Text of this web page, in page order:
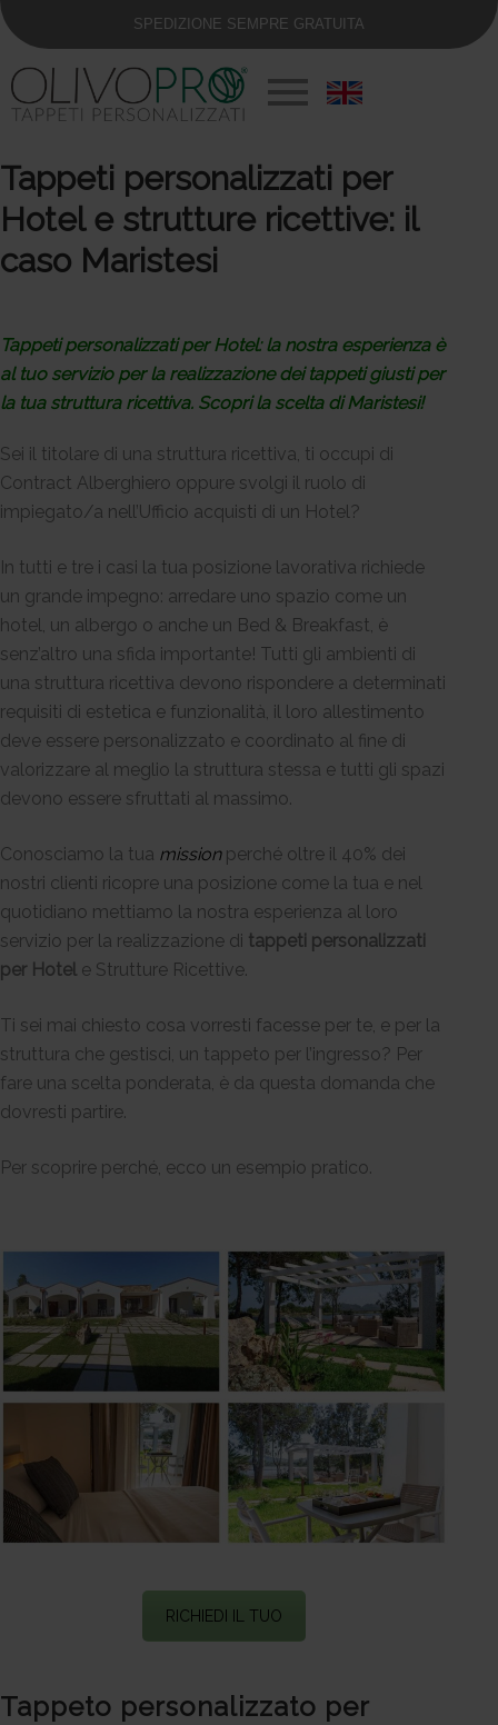
SPEDIZIONE SEMPRE GRATUITA
Tappeti personalizzati per
Hotel e strutture ricettive: il
caso Maristesi
Tappeti personalizzati per Hotel: la nostra esperienza è
al tuo servizio per la realizzazione dei tappeti giusti per
la tua struttura ricettiva. Scopri la scelta di Maristesi!
Sei il titolare di una struttura ricettiva, ti occupi di
Contract Alberghiero oppure svolgi il ruolo di
impiegato/a nell’Ufficio acquisti di un Hotel?
In tutti e tre i casi la tua posizione lavorativa richiede
un grande impegno: arredare uno spazio come un
hotel, un albergo o anche un Bed & Breakfast, è
senz’altro una sfida importante! Tutti gli ambienti di
una struttura ricettiva devono rispondere a determinati
requisiti di estetica e funzionalità, il loro allestimento
deve essere personalizzato e coordinato al fine di
valorizzare al meglio la struttura stessa e tutti gli spazi
devono essere sfruttati al massimo.
Conosciamo la tua mission perché oltre il 40% dei
nostri clienti ricopre una posizione come la tua e nel
quotidiano mettiamo la nostra esperienza al loro
servizio per la realizzazione di tappeti personalizzati
per Hotel e Strutture Ricettive.
Ti sei mai chiesto cosa vorresti facesse per te, e per la
struttura che gestisci, un tappeto per l’ingresso? Per
fare una scelta ponderata, è da questa domanda che
dovresti partire.
Per scoprire perché, ecco un esempio pratico.
RICHIEDI IL TUO
Tappeto personalizzato per